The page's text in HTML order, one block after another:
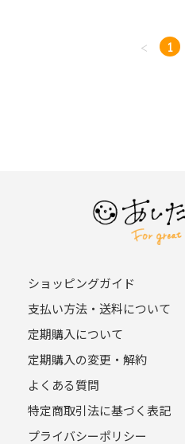
< 1
ショッピングガイド
支払い方法・送料について
定期購入について
定期購入の変更・解約
よくある質問
特定商取引法に基づく表記
プライバシーポリシー